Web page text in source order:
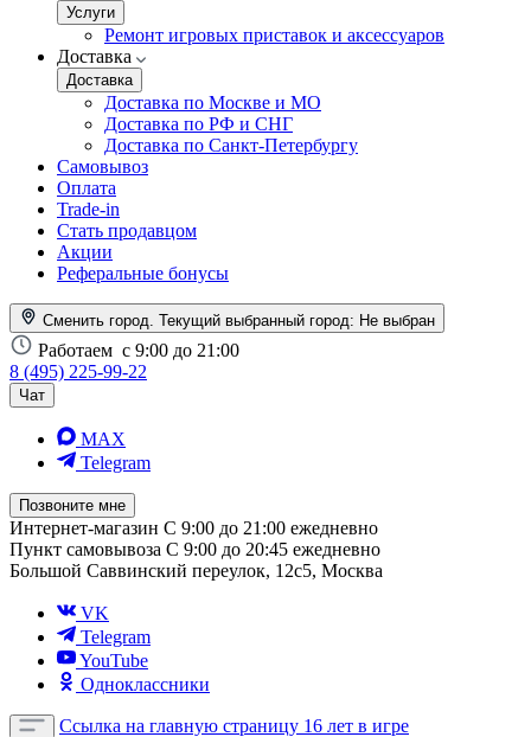
Услуги
Ремонт игровых приставок и аксессуаров
Доставка
Доставка
Доставка по Москве и МО
Доставка по РФ и СНГ
Доставка по Санкт-Петербургу
Самовывоз
Оплата
Trade-in
Стать продавцом
Акции
Реферальные бонусы
Сменить город. Текущий выбранный город: Не выбран
Работаем с 9:00 до 21:00
8 (495) 225-99-22
Чат
MAX
Telegram
Позвоните мне
Интернет-магазин С 9:00 до 21:00 ежедневно
Пункт самовывоза С 9:00 до 20:45 ежедневно
Большой Саввинский переулок, 12с5, Москва
VK
Telegram
YouTube
Одноклассники
Ссылка на главную страницу 16 лет в игре